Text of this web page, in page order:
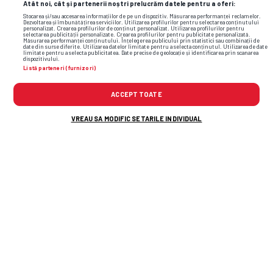
Atât noi, cât și partenerii noștri prelucrăm datele pentru a oferi:
Stocarea și/sau accesarea informațiilor de pe un dispozitiv. Măsurarea performanței reclamelor.
Dezvoltarea și îmbunătățirea serviciilor. Utilizarea profilurilor pentru selectarea conținutului
personalizat. Crearea profilurilor de conținut personalizat. Utilizarea profilurilor pentru
selectarea publicității personalizate. Crearea profilurilor pentru publicitate personalizată.
Măsurarea performanței conținutului. Înțelegerea publicului prin statistici sau combinații de
date din surse diferite. Utilizarea datelor limitate pentru a selecta conținutul. Utilizarea de date
limitate pentru a selecta publicitatea. Date precise de geolocație și identificarea prin scanarea
dispozitivului.
Listă parteneri (furnizori)
ACCEPT TOATE
VREAU SA MODIFIC SETARILE INDIVIDUAL